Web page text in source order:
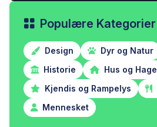
Populære Kategorier
Design Dyr og Natur
Historie
Hus og Hage
Kjendis og Rampelys
Mennesket